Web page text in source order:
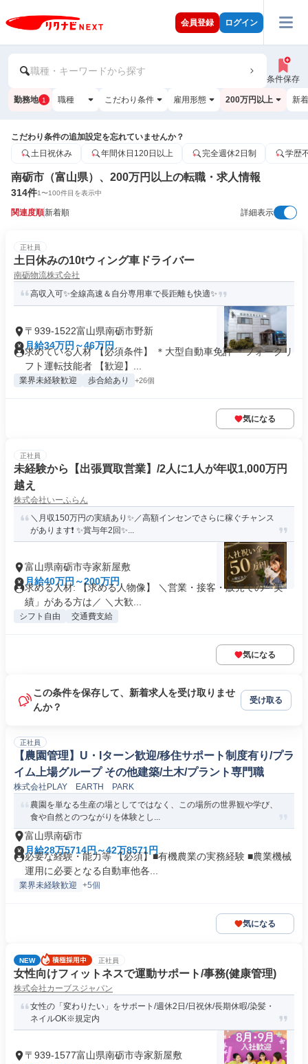
会員登録 ログイン
職種・キーワードから探す
条件保存
勤務地 1 職種 こだわり条件 雇用形態 200万円以上 新
こだわり条件の追加設定を忘れていませんか？
土日祝休み
年間休日120日以上 完全週休2日制 学歴
南砺市（富山県）、200万円以上の転職・求人情報
314件1〜100件目を表示中
関連度順新着順 詳細表示
正社員
土日休みの10tウィング車ドライバー
南砺物流株式会社
高収入可✨全線高速＆自分専用車で長距離も快適✨
〒939-1522富山県南砺市野新
月給34万円～46万円
求めている人材 【必須条件】 ＊大型自動車免許 ＊フォークリ
フト運転技能者 【歓迎】...
業界未経験歓迎 歩合給あり +26個
気になる
正社員
未経験から【出張買取営業】/2人に1人が年収1,000万円
越え
株式会社いーふらん
＼月収150万円の実績あり✨／高額インセンでさらに稼ぐチャンス
があります❗ ✨賞与年2回✨...
富山県南砺市寺家新屋敷
月給40万円～200万円
求める人材: 【求める人物像】 ＼営業・接客・販売での「実
績」がある方は／ ＼大歓...
シフト自由 交通費支給
気になる
この条件を保存して、新着求人を受け取りませ
んか？
受け取る
正社員
【農園管理】U・Iターン歓迎/移住サポート制度有り/プラ
イム上場グループ その他建築/土木/プラント専門職
株式会社PLAY EARTH PARK
農園を単なる生産の場としてではなく、この場所の世界観や学び、
食や自然とのつながりを体験とし...
富山県南砺市
月給28万5714円～42万8571円
必要な経験・能力等 【必須】■有機農業の実務経験 ■農業機械
運用に必要となる自動車他各...
業界未経験歓迎 +5個
気になる
NEW 正社員
女性向けフィットネスで運動サポート/事務(健康管理)
株式会社カーブスジャパン
女性の「変わりたい」をサポート/週休2日/日祝休/長期休暇/染髪・
ネイルOK※規定内
〒939-1577富山県南砺市寺家新屋敷